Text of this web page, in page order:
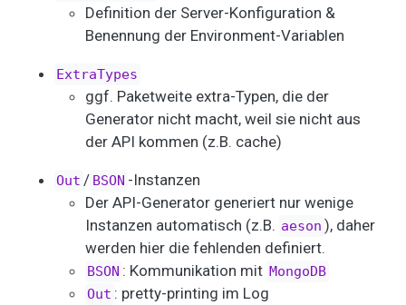
Definition der Server-Konfiguration &
Benennung der Environment-Variablen
ExtraTypes
ggf. Paketweite extra-Typen, die der
Generator nicht macht, weil sie nicht aus
der API kommen (z.B. cache)
Out / BSON -Instanzen
Der API-Generator generiert nur wenige
Instanzen automatisch (z.B. aeson ), daher
werden hier die fehlenden definiert.
BSON : Kommunikation mit MongoDB
Out : pretty-printing im Log